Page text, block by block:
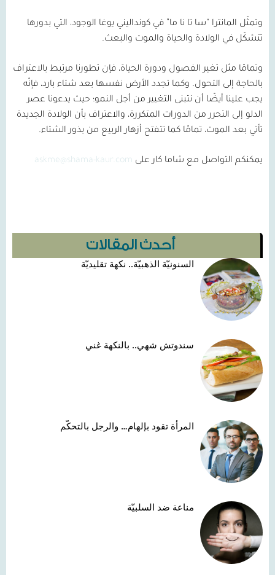
أحدث المقالات
السنونيّة الذهبيّة.. نكهة تقليديّة
سندوتش شهي.. بالنكهة غني
المرأة تقود بإلهام… والرجل بالتحكّم
مناعة ضد السلبيّة
وتمثّل المانترا “سا تا نا ما” في كونداليني يوغا الوجود، التي بدورها
تتشكّل في الولادة والحياة والموت والبعث.
وتمامًا مثل تغير الفصول ودورة الحياة، فإن تطورنا مرتبط بالاعتراف
بالحاجة إلى التحول. وكما تجدد الأرض نفسها بعد شتاء بارد، فإنّه
يجب علينا أيضًا أن نتبنى التغيير من أجل النمو؛ حيث يدعونا عصر
الدلو إلى التحرر من الدورات المتكررة، والاعتراف بأن الولادة الجديدة
تأتي بعد الموت، تمامًا كما تتفتح أزهار الربيع من بذور الشتاء.
يمكنكم التواصل مع شاما كار على askme@shama-kaur.com